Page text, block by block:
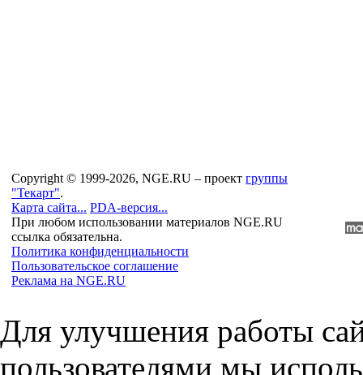
Copyright © 1999-2026, NGE.RU – проект группы
"Текарт".
Карта сайта... PDA-версия...
При любом использовании материалов NGE.RU
ссылка обязательна.
Политика конфиденциальности
Пользовательское соглашение
Реклама на NGE.RU
Для улучшения работы
пользователями мы